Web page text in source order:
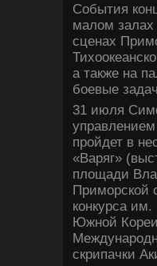
События
малом залах
сценах
а также на
боевые
31 июля
пройдет в
«Варяг»
площади
Приморской
конкурса им.
Южной
скрипачки